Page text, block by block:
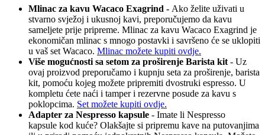
Mlinac za kavu Wacaco Exagrind - Ako želite uživati ​​u
stvarno svježoj i ukusnoj kavi, preporučujemo da kavu
sameljete prije pripreme. Mlinac za kavu Wacaco Exagrind je
ekonomičan mlinac s mnogo postavki i savršeno će se uklopiti
u vaš set Wacaco. Mlinac možete kupiti ovdje.
Više mogućnosti sa setom za proširenje Barista kit - Uz
ovaj proizvod preporučamo i kupnju seta za proširenje, barista
kit, pomoću kojeg možete pripremiti dvostruki espresso. U
kompletu ćete naći i tamper i rezervne posude za kavu s
poklopcima. Set možete kupiti ovdje.
Adapter za Nespresso kapsule - Imate li Nespresso
kapsule kod kuće? Olakšajte si pripremu kave na putovanjima